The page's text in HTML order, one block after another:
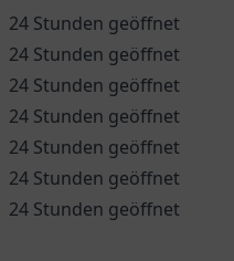
24 Stunden geöffnet
24 Stunden geöffnet
24 Stunden geöffnet
24 Stunden geöffnet
24 Stunden geöffnet
24 Stunden geöffnet
24 Stunden geöffnet